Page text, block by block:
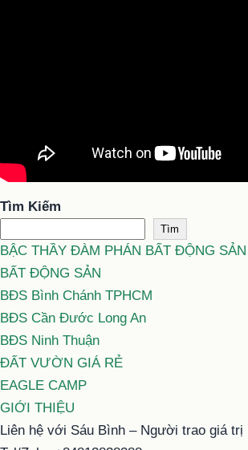
Tìm Kiếm
Tìm
BẬC THẦY ĐÀM PHÁN BẤT ĐỘNG SẢN
BẤT ĐỘNG SẢN
BĐS Bình Chánh TPHCM
BĐS Cần Đước Long An
BĐS Ninh Thuận
ĐẤT VƯỜN GIÁ RẺ
EAGLE CAMP
GIỚI THIỆU
Liên hệ với Sáu Bình – Người trao giá trị